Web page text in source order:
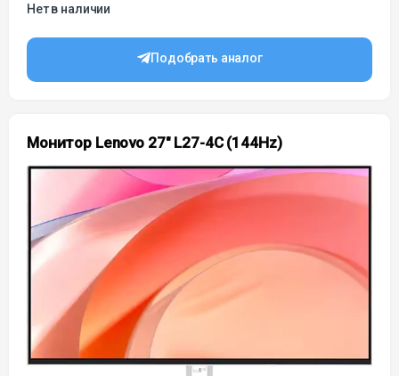
Нет в наличии
Подобрать аналог
Монитор Lenovo 27″ L27-4C (144Hz)